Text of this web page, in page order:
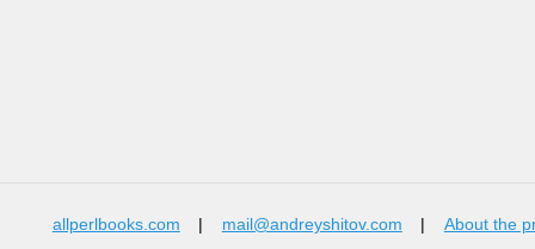
allperlbooks.com | mail@andreyshitov.com | About the